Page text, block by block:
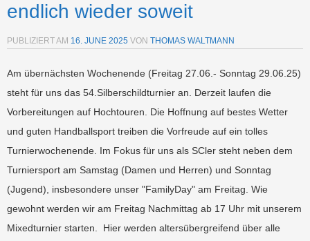
endlich wieder soweit
PUBLIZIERT AM 16. JUNE 2025 VON THOMAS WALTMANN
Am übernächsten Wochenende (Freitag 27.06.- Sonntag 29.06.25)
steht für uns das 54.Silberschildturnier an. Derzeit laufen die
Vorbereitungen auf Hochtouren. Die Hoffnung auf bestes Wetter
und guten Handballsport treiben die Vorfreude auf ein tolles
Turnierwochenende. Im Fokus für uns als SCler steht neben dem
Turniersport am Samstag (Damen und Herren) und Sonntag
(Jugend), insbesondere unser "FamilyDay" am Freitag. Wie
gewohnt werden wir am Freitag Nachmittag ab 17 Uhr mit unserem
Mixedturnier starten. Hier werden altersübergreifend über alle